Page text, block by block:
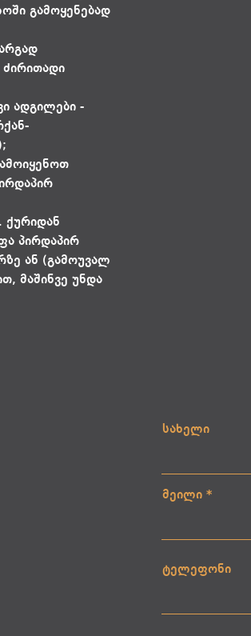
გამოყენებად
ძირითადი
ადგილები -
ქურიდან
პირდაპირ
ან (გამოუვალ
მაშინვე უნდა
სახელი
მეილი
ტელეფონი